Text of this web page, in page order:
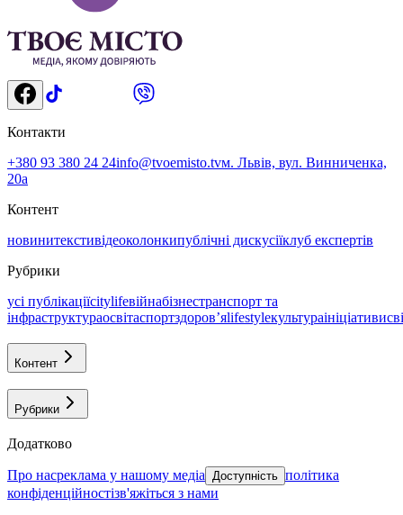
Контакти
+380 93 380 24 24info@tvoemisto.tvм. Львів, вул. Винниченка,
20а
Контент
новинитекстивідеоколонкипублічні дискусіїклуб експертів
Рубрики
усі публікаціїcitylifeвійнабізнестранспорт та
інфраструктураосвітаспортздоровʼяlifestyleкультураініціативи
Контент
Рубрики
Додатково
про насреклама у нашому медіа Доступність політика
конфіденційностізв'яжіться з нами